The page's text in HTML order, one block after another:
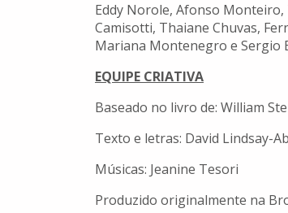
Eddy Norole, Afonso
Camisotti, Thaiane Chuvas,
Mariana Montenegro e Sergio
EQUIPE CRIATIVA
Baseado no livro de: William
Texto e letras: David Lindsay-
Músicas: Jeanine Tesori
Produzido originalmente na